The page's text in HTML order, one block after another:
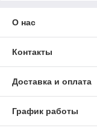
О нас
Контакты
Доставка и оплата
График работы